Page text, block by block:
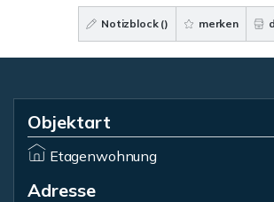
Notizblock () merken
Objektart
Etagenwohnung
Adresse